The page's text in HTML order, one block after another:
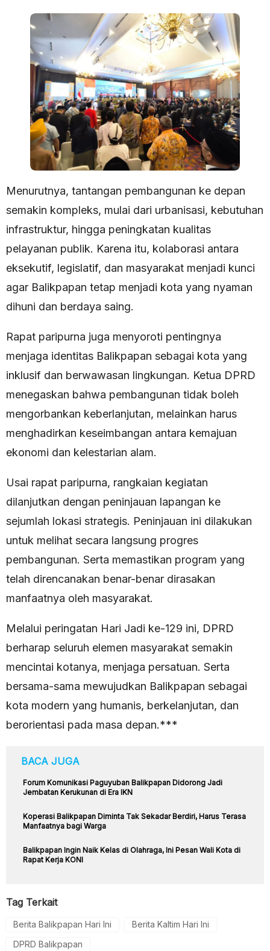
Menurutnya, tantangan pembangunan ke depan
semakin kompleks, mulai dari urbanisasi, kebutuhan
infrastruktur, hingga peningkatan kualitas
pelayanan publik. Karena itu, kolaborasi antara
eksekutif, legislatif, dan masyarakat menjadi kunci
agar Balikpapan tetap menjadi kota yang nyaman
dihuni dan berdaya saing.
Rapat paripurna juga menyoroti pentingnya
menjaga identitas Balikpapan sebagai kota yang
inklusif dan berwawasan lingkungan. Ketua DPRD
menegaskan bahwa pembangunan tidak boleh
mengorbankan keberlanjutan, melainkan harus
menghadirkan keseimbangan antara kemajuan
ekonomi dan kelestarian alam.
Usai rapat paripurna, rangkaian kegiatan
dilanjutkan dengan peninjauan lapangan ke
sejumlah lokasi strategis. Peninjauan ini dilakukan
untuk melihat secara langsung progres
pembangunan. Serta memastikan program yang
telah direncanakan benar-benar dirasakan
manfaatnya oleh masyarakat.
Melalui peringatan Hari Jadi ke-129 ini, DPRD
berharap seluruh elemen masyarakat semakin
mencintai kotanya, menjaga persatuan. Serta
bersama-sama mewujudkan Balikpapan sebagai
kota modern yang humanis, berkelanjutan, dan
berorientasi pada masa depan.***
BACA JUGA
Forum Komunikasi Paguyuban Balikpapan Didorong Jadi
Jembatan Kerukunan di Era IKN
Koperasi Balikpapan Diminta Tak Sekadar Berdiri, Harus Terasa
Manfaatnya bagi Warga
Balikpapan Ingin Naik Kelas di Olahraga, Ini Pesan Wali Kota di
Rapat Kerja KONI
Tag Terkait
Berita Balikpapan Hari Ini
Berita Kaltim Hari Ini
DPRD Balikpapan